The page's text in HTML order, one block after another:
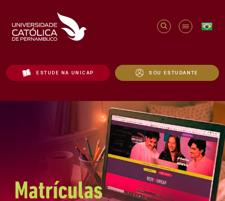
ESTUDE NA UNICAP SOU ESTUDANTE